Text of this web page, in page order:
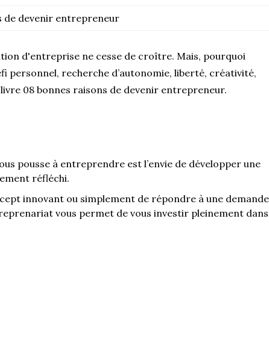
de devenir entrepreneur
d'entreprise ne cesse de croître. Mais, pourquoi
personnel, recherche d’autonomie, liberté, créativité,
08 bonnes raisons de devenir entrepreneur.
pousse à entreprendre est l’envie de développer une
réfléchi.
innovant ou simplement de répondre à une demande
vous permet de vous investir pleinement dans